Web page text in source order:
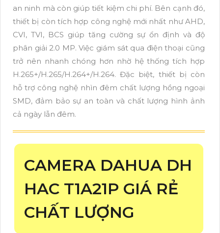
an ninh mà còn giúp tiết kiệm chi phí. Bên cạnh đó,
thiết bị còn tích hợp công nghệ mới nhất như AHD,
CVI, TVI, BCS giúp tăng cường sự ổn định và độ
phân giải 2.0 MP. Việc giám sát qua điện thoại cũng
trở nên nhanh chóng hơn nhờ hệ thống tích hợp
H.265+/H.265/H.264+/H.264. Đặc biệt, thiết bị còn
hỗ trợ công nghệ nhìn đêm chất lượng hồng ngoại
SMD, đảm bảo sự an toàn và chất lượng hình ảnh
cả ngày lẫn đêm.
CAMERA DAHUA DH
HAC T1A21P GIÁ RẺ
CHẤT LƯỢNG